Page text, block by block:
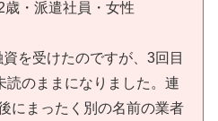
・派遣社員・女性
資を受けたのですが、3回目
読のままになりました。連
にまったく別の名前の業者